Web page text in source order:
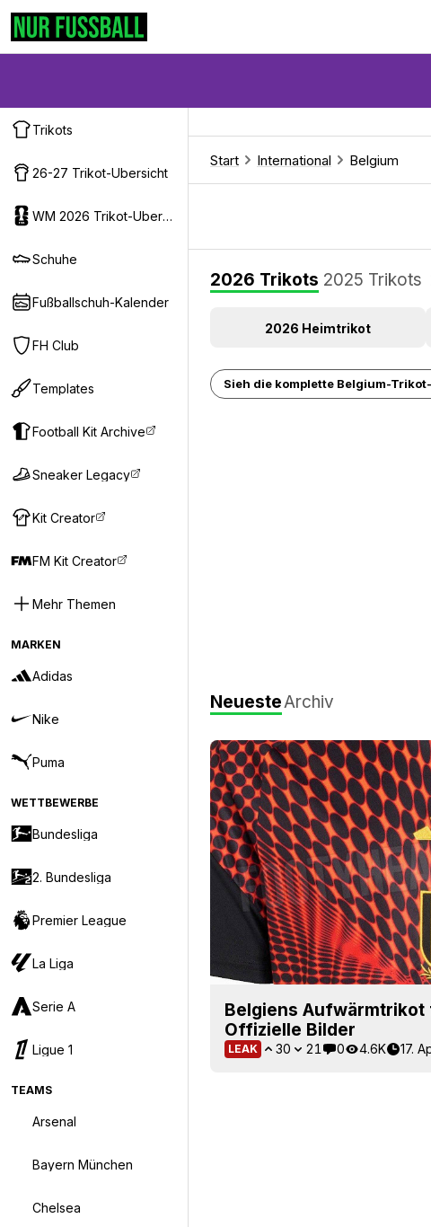
Trikots
26-27 Trikot-Ubersicht
WM 2026 Trikot-Ubersicht
Schuhe
Fußballschuh-Kalender
FH Club
Templates
Football Kit Archive
Sneaker Legacy
Kit Creator
FM Kit Creator
Mehr Themen
MARKEN
Adidas
Nike
Puma
WETTBEWERBE
Bundesliga
2. Bundesliga
Premier League
La Liga
Serie A
Ligue 1
TEAMS
Arsenal
Bayern München
Chelsea
Start International Belgium
2026 Trikots 2025 Trikots
2026 Heimtrikot
Sieh die komplette Belgium-
NeuesteArchiv
Belgiens
Offizielle Bilder
LEAK 30 21 0 4.6K 17.